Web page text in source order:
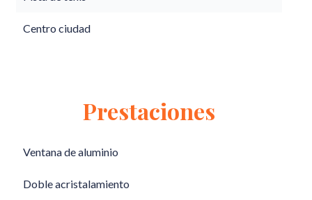
Centro ciudad
Prestaciones
Ventana de aluminio
Doble acristalamiento